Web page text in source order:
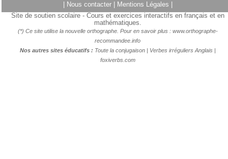
Nous contacter Mentions Légales
Site de soutien scolaire - Cours et exercices interactifs en français et en
mathématiques.
(*) Ce site utilise la nouvelle orthographe. Pour en savoir plus : www.orthographe-
recommandee.info
Nos autres sites éducatifs : Toute la conjugaison| Verbes irréguliers Anglais |
foxiverbs.com